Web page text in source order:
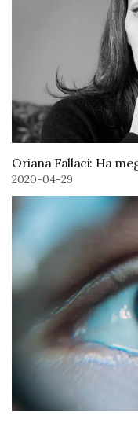
Oriana Fallaci: Ha
2020-04-29